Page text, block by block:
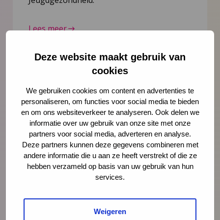
Deze website maakt gebruik van
cookies
We gebruiken cookies om content en advertenties te
personaliseren, om functies voor social media te bieden
en om ons websiteverkeer te analyseren. Ook delen we
informatie over uw gebruik van onze site met onze
partners voor social media, adverteren en analyse.
Deze partners kunnen deze gegevens combineren met
andere informatie die u aan ze heeft verstrekt of die ze
hebben verzameld op basis van uw gebruik van hun
services.
Weigeren
Lees meer
Nieuws 21 juli 2026